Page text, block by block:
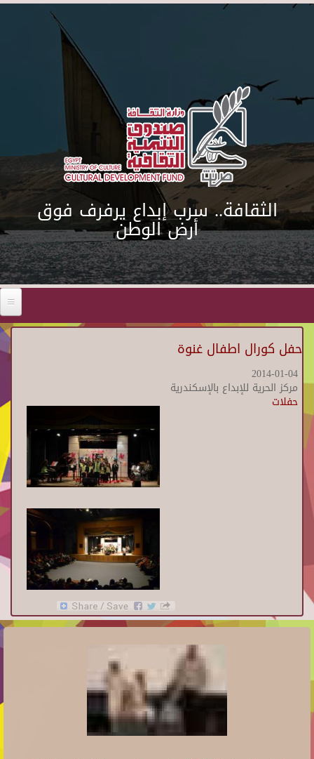
Skip to main content
الثقافة.. سرب إبداع يرفرف فوق
أرض الوطن
حفل كورال اطفال غنوة
2014-01-04
مركز الحرية للإبداع بالإسكندرية
حفلات